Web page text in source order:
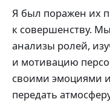
Я был поражен их
к совершенству.
анализы ролей,
и мотивацию
своими эмоциями
передать